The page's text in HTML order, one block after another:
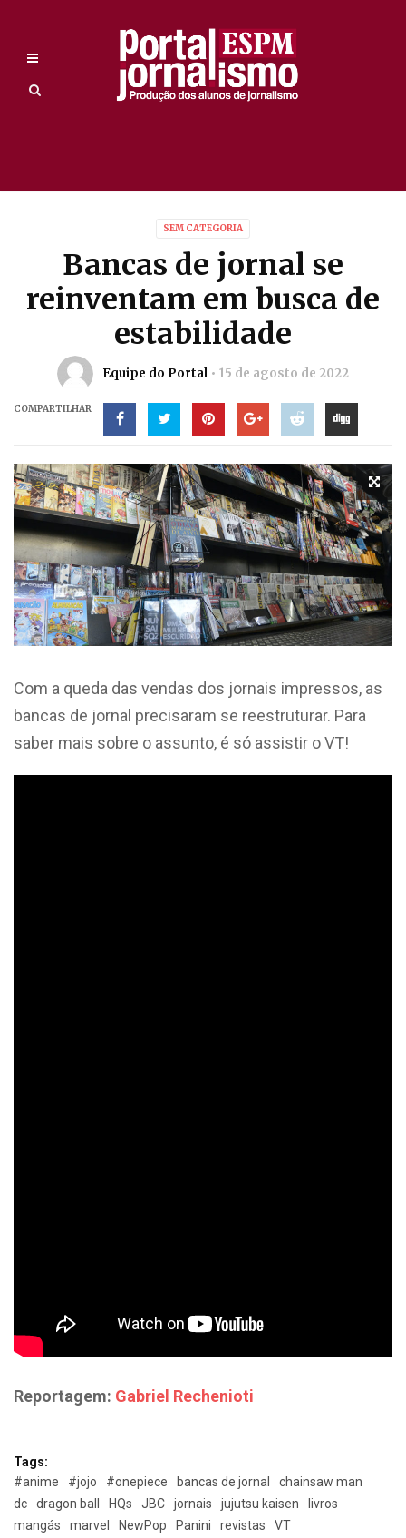
SEM CATEGORIA
Bancas de jornal se
reinventam em busca de
estabilidade
Equipe do Portal 15 de agosto de 2022
COMPARTILHAR
Com a queda das vendas dos jornais impressos, as
bancas de jornal precisaram se reestruturar. Para
saber mais sobre o assunto, é só assistir o VT!
Reportagem: Gabriel Rechenioti
Tags:
#anime
#jojo #onepiece bancas de jornal
chainsaw man
dc
dragon ball HQs JBC jornais jujutsu kaisen
livros
mangás
marvel NewPop Panini revistas VT